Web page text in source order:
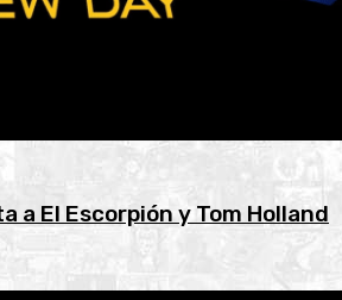
a El Escorpión y Tom Holland